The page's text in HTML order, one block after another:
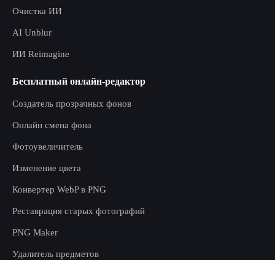
Очистка ИИ
AI Unblur
ИИ Reimagine
Бесплатный онлайн-редактор
Создатель прозрачных фонов
Онлайн смена фона
Фотоувеличитель
Изменение цвета
Конвертер WebP в PNG
Реставрация старых фотографий
PNG Maker
Удалитель предметов